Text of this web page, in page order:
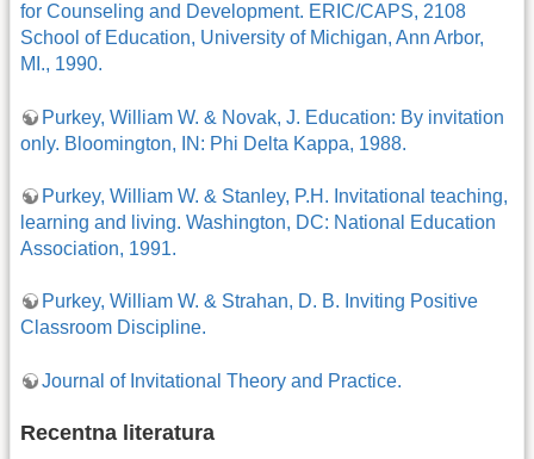
for Counseling and Development. ERIC/CAPS, 2108
School of Education, University of Michigan, Ann Arbor,
MI., 1990.
Purkey, William W. & Novak, J. Education: By invitation
only. Bloomington, IN: Phi Delta Kappa, 1988.
Purkey, William W. & Stanley, P.H. Invitational teaching,
learning and living. Washington, DC: National Education
Association, 1991.
Purkey, William W. & Strahan, D. B. Inviting Positive
Classroom Discipline.
Journal of Invitational Theory and Practice.
Recentna literatura